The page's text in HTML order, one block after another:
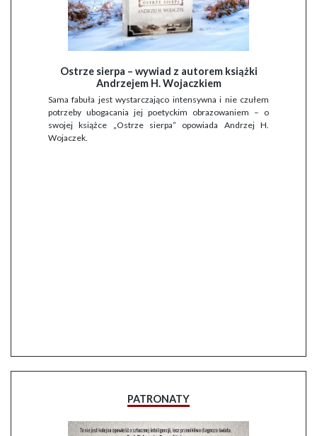
Ostrze sierpa – wywiad z autorem książki
Andrzejem H. Wojaczkiem
Sama fabuła jest wystarczająco intensywna i nie czułem
potrzeby ubogacania jej poetyckim obrazowaniem – o
swojej książce „Ostrze sierpa” opowiada Andrzej H.
Wojaczek.
PATRONATY